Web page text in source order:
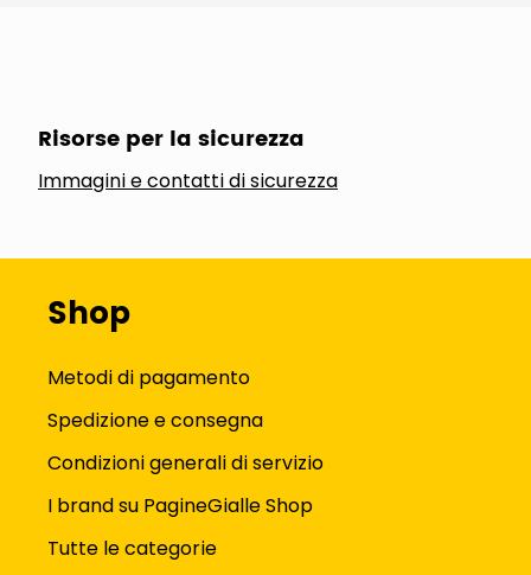
Risorse per la sicurezza
Immagini e contatti di sicurezza
Shop
Metodi di pagamento
Spedizione e consegna
Condizioni generali di servizio
I brand su PagineGialle Shop
Tutte le categorie